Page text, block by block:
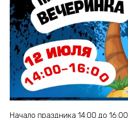
Начало праздника 14:00 до 16:00